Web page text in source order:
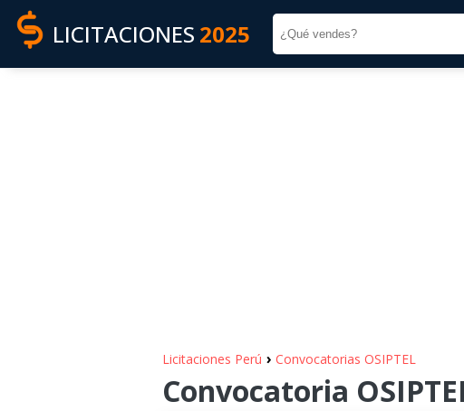
LICITACIONES 2025
Licitaciones Perú › Convocatorias OSIPTEL
Convocatoria